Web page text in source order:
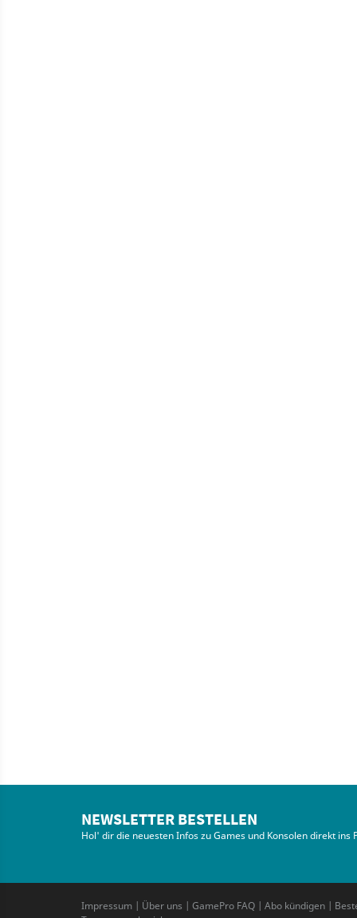
NEWSLETTER BESTELLEN
Hol' dir die neuesten Infos zu Games und Konsolen direkt ins
Impressum | Über uns | GamePro FAQ | Abo kündigen |